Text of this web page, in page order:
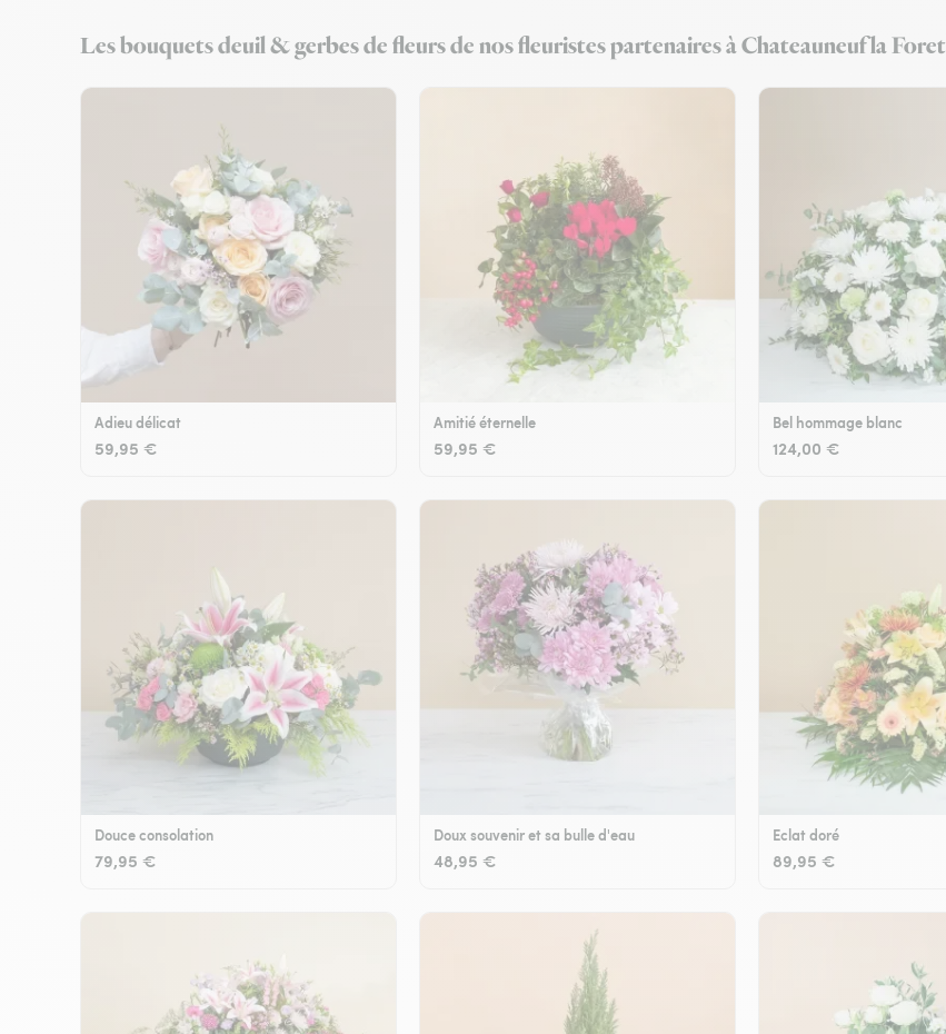
Les bouquets deuil & gerbes de fleurs de nos fleuristes partenaires à Chateauneuf la Foret
Adieu délicat
59,95 €
Amitié éternelle
59,95 €
Bel hommage blanc
124,00 €
Douce consolation
79,95 €
Doux souvenir et sa bulle d'eau
48,95 €
Eclat doré
89,95 €